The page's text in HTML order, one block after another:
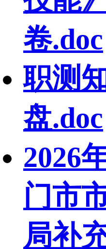
卷.doc
职测
盘.doc
2026
门市
局补